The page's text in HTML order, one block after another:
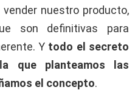
vender nuestro producto,
son definitivas para
Y todo el secreto
que planteamos las
el concepto.